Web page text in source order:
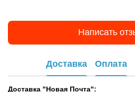
Написать
Доставка Оплата
Доставка "Новая Почта":